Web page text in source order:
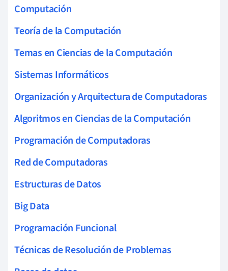
Computación
Teoría de la Computación
Temas en Ciencias de la Computación
Sistemas Informáticos
Organización y Arquitectura de Computadoras
Algoritmos en Ciencias de la Computación
Programación de Computadoras
Red de Computadoras
Estructuras de Datos
Big Data
Programación Funcional
Técnicas de Resolución de Problemas